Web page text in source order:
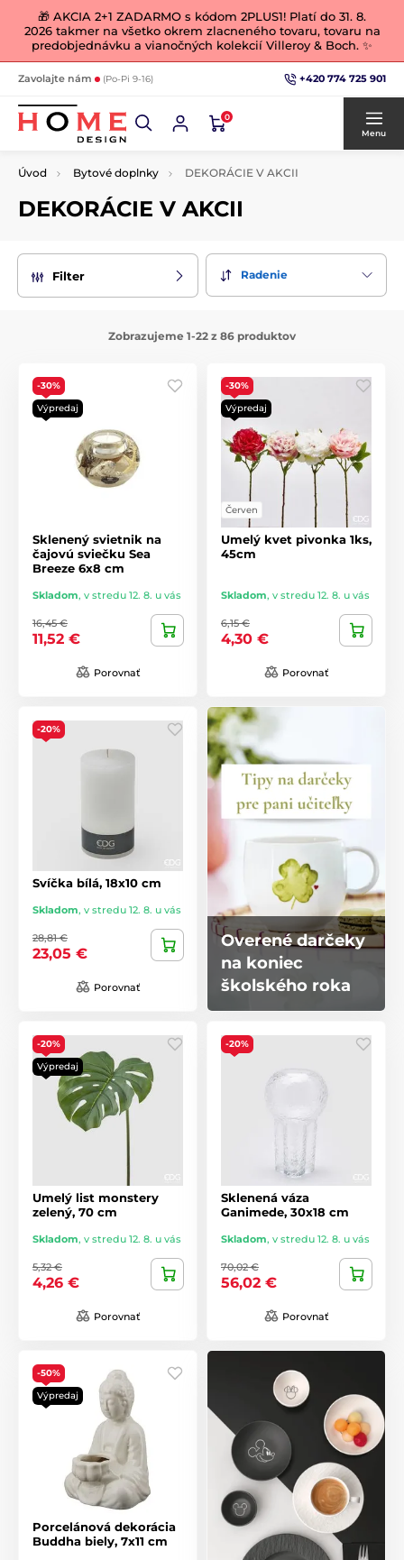
🎁 AKCIA 2+1 ZADARMO s kódom 2PLUS1! Platí do 31. 8.
2026 takmer na všetko okrem zlacneného tovaru, tovaru na
predobjednávku a vianočných kolekcií Villeroy & Boch. ✨
Zavolajte nám (Po-Pi 9-16) +420 774 725 901
0
Menu
Úvod Bytové doplnky DEKORÁCIE V AKCII
DEKORÁCIE V AKCII
Filter Radenie
Zobrazujeme 1-22 z 86 produktov
-30%
Výpredaj
Sklenený svietnik na
čajovú sviečku Sea
Breeze 6x8 cm
Skladom, v stredu 12. 8. u vás
16,45 €
11,52 €
Porovnať
-30%
Výpredaj
Červen
Umelý kvet pivonka 1ks,
45cm
Skladom, v stredu 12. 8. u vás
6,15 €
4,30 €
Porovnať
-20%
Svíčka bílá, 18x10 cm
Skladom, v stredu 12. 8. u vás
28,81 €
23,05 €
Porovnať
Overené darčeky
na koniec
školského roka
-20%
Výpredaj
Umelý list monstery
zelený, 70 cm
Skladom, v stredu 12. 8. u vás
5,32 €
4,26 €
Porovnať
-20%
Sklenená váza
Ganimede, 30x18 cm
Skladom, v stredu 12. 8. u vás
70,02 €
56,02 €
Porovnať
-50%
Výpredaj
Porcelánová dekorácia
Buddha biely, 7x11 cm